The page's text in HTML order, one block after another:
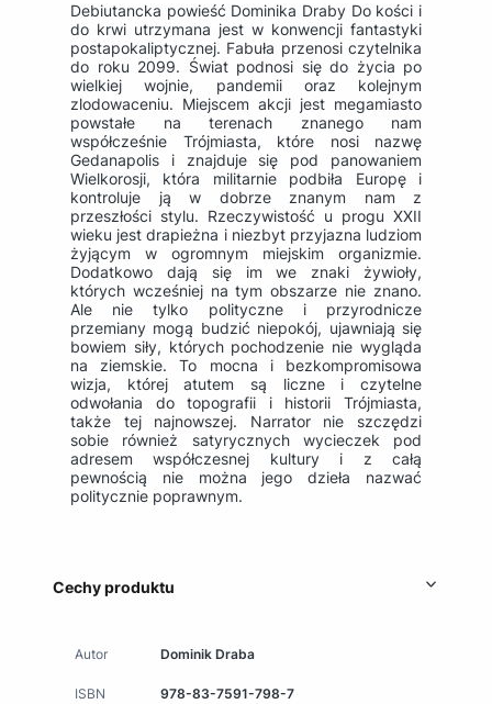
Debiutancka powieść Dominika Draby Do kości i
do krwi utrzymana jest w konwencji fantastyki
postapokaliptycznej. Fabuła przenosi czytelnika
do roku 2099. Świat podnosi się do życia po
wielkiej wojnie, pandemii oraz kolejnym
zlodowaceniu. Miejscem akcji jest megamiasto
powstałe na terenach znanego nam
współcześnie Trójmiasta, które nosi nazwę
Gedanapolis i znajduje się pod panowaniem
Wielkorosji, która militarnie podbiła Europę i
kontroluje ją w dobrze znanym nam z
przeszłości stylu. Rzeczywistość u progu XXII
wieku jest drapieżna i niezbyt przyjazna ludziom
żyjącym w ogromnym miejskim organizmie.
Dodatkowo dają się im we znaki żywioły,
których wcześniej na tym obszarze nie znano.
Ale nie tylko polityczne i przyrodnicze
przemiany mogą budzić niepokój, ujawniają się
bowiem siły, których pochodzenie nie wygląda
na ziemskie. To mocna i bezkompromisowa
wizja, której atutem są liczne i czytelne
odwołania do topografii i historii Trójmiasta,
także tej najnowszej. Narrator nie szczędzi
sobie również satyrycznych wycieczek pod
adresem współczesnej kultury i z całą
pewnością nie można jego dzieła nazwać
politycznie poprawnym.
Cechy produktu
Autor Dominik Draba
ISBN 978-83-7591-798-7